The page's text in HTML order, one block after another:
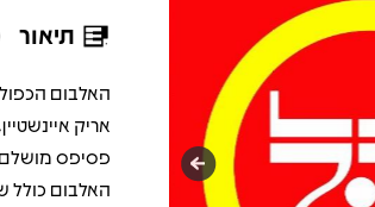
תיאור
האלבום
אריק
פסיפס
האלבום כולל